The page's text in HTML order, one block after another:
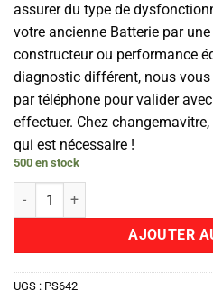
assurer du type de
votre ancienne Batterie par
constructeur ou performance
diagnostic différent, nous
par téléphone pour valider
effectuer. Chez
qui est nécessaire !
500 en stock
quantité de Batterie
AJOUTER
UGS : PS642